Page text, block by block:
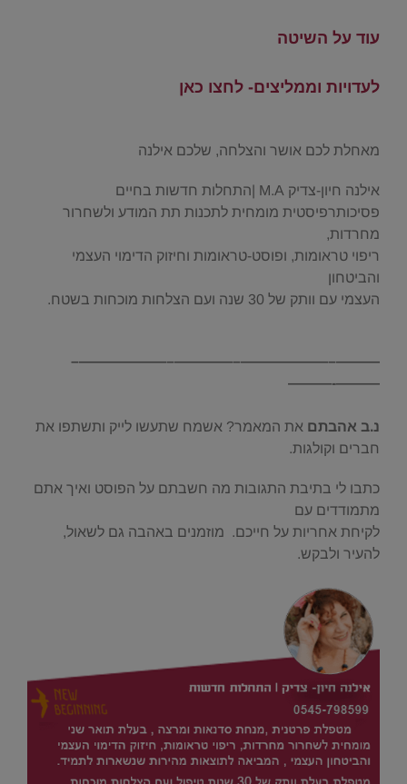
עוד על השיטה
לעדויות וממליצים- לחצו כאן
מאחלת לכם אושר והצלחה, שלכם אילנה
אילנה חיון-צדיק M.A |התחלות חדשות בחיים
פסיכותרפיסטית מומחית לתכנות תת המודע ולשחרור
מחרדות,
ריפוי טראומות, ופוסט-טראומות וחיזוק הדימוי העצמי
והביטחון
העצמי עם וותק של 30 שנה ועם הצלחות מוכחות בשטח.
———–——————–————–——————–
———-———
נ.ב אהבתם את המאמר? אשמח שתעשו לייק ותשתפו את
חברים וקולגות.
כתבו לי בתיבת התגובות מה חשבתם על הפוסט ואיך אתם
מתמודדים עם
לקיחת אחריות על חייכם. מוזמנים באהבה גם לשאול,
להעיר ולבקש.